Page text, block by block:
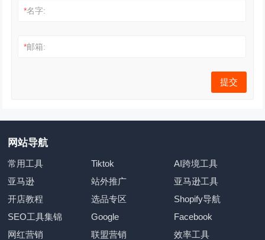
*名字:
*邮箱:
网站导航
常用工具 Tiktok
AI跨境工具
亚马逊
站外推广
亚马逊工具
开店教程
选品专区
Shopify导航
SEO工具集锦
Google
Facebook
网红营销
联盟营销
效率工具